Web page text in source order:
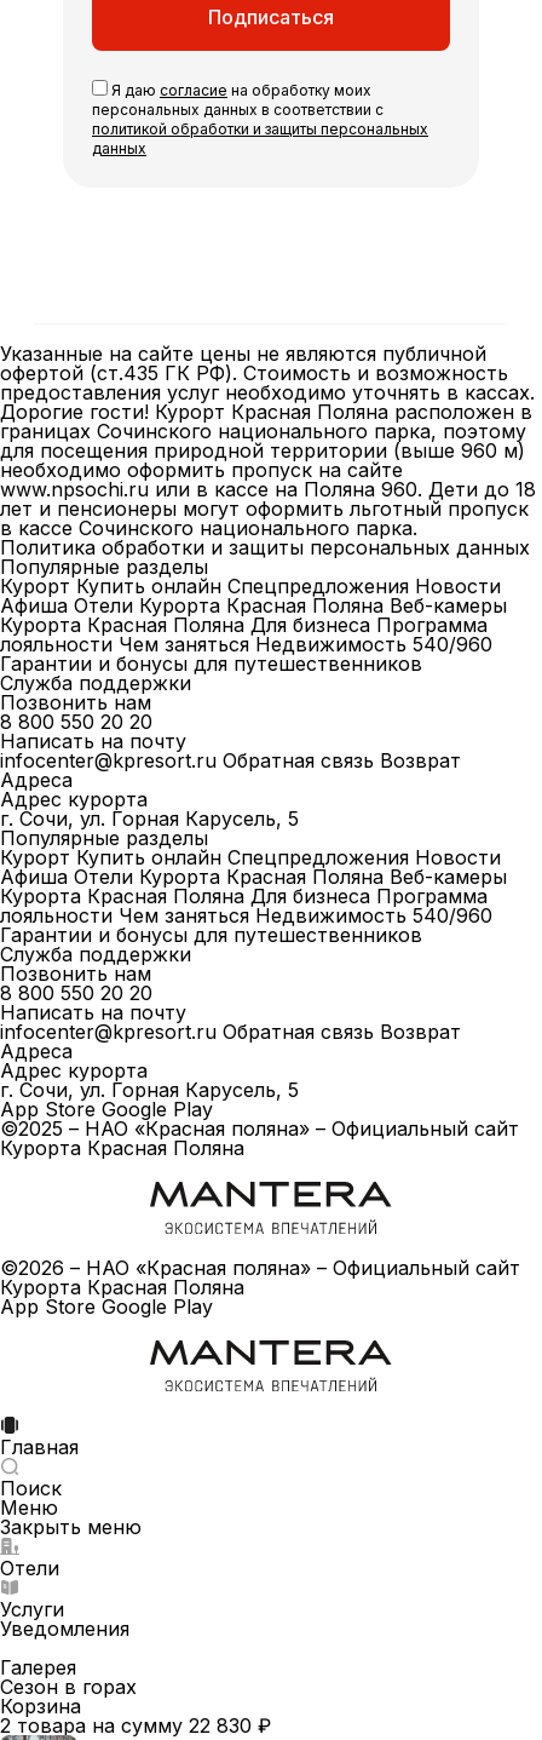
Подписаться
Я даю согласие на обработку моих
персональных данных в соответствии с
политикой обработки и защиты персональных
данных
Указанные на сайте цены не являются публичной
офертой (ст.435 ГК РФ). Стоимость и возможность
предоставления услуг необходимо уточнять в кассах.
Дорогие гости! Курорт Красная Поляна расположен в
границах Сочинского национального парка, поэтому
для посещения природной территории (выше 960 м)
необходимо оформить пропуск на сайте
www.npsochi.ru или в кассе на Поляна 960. Дети до 18
лет и пенсионеры могут оформить льготный пропуск
в кассе Сочинского национального парка.
Политика обработки и защиты персональных данных
Популярные разделы
Курорт Купить онлайн Спецпредложения Новости
Афиша Отели Курорта Красная Поляна Веб-камеры
Курорта Красная Поляна Для бизнеса Программа
лояльности Чем заняться Недвижимость 540/960
Гарантии и бонусы для путешественников
Служба поддержки
Позвонить нам
8 800 550 20 20
Написать на почту
infocenter@kpresort.ru Обратная связь Возврат
Адреса
Адрес курорта
г. Сочи, ул. Горная Карусель, 5
Популярные разделы
Курорт Купить онлайн Спецпредложения Новости
Афиша Отели Курорта Красная Поляна Веб-камеры
Курорта Красная Поляна Для бизнеса Программа
лояльности Чем заняться Недвижимость 540/960
Гарантии и бонусы для путешественников
Служба поддержки
Позвонить нам
8 800 550 20 20
Написать на почту
infocenter@kpresort.ru Обратная связь Возврат
Адреса
Адрес курорта
г. Сочи, ул. Горная Карусель, 5
App Store Google Play
©2025 – НАО «Красная поляна» – Официальный сайт
Курорта Красная Поляна
©2026 – НАО «Красная поляна» – Официальный сайт
Курорта Красная Поляна
App Store Google Play
Главная
Поиск
Меню
Закрыть меню
Отели
Услуги
Уведомления
Галерея
Сезон в горах
Корзина
2 товара на сумму 22 830 ₽